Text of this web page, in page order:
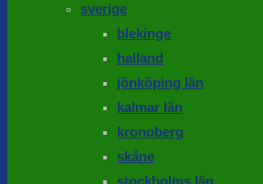
sverige
blekinge
halland
jönköping län
kalmar län
kronoberg
skåne
stockholms län